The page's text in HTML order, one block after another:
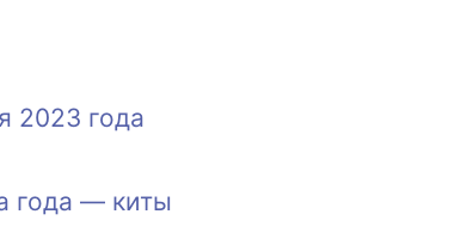
2023 года
года — киты